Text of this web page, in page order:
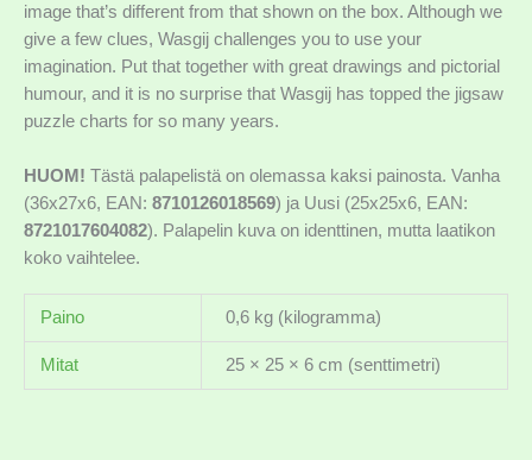
image that’s different from that shown on the box. Although we
give a few clues, Wasgij challenges you to use your
imagination. Put that together with great drawings and pictorial
humour, and it is no surprise that Wasgij has topped the jigsaw
puzzle charts for so many years.
HUOM! Tästä palapelistä on olemassa kaksi painosta. Vanha
(36x27x6, EAN: 8710126018569) ja Uusi (25x25x6, EAN:
8721017604082). Palapelin kuva on identtinen, mutta laatikon
koko vaihtelee.
Paino 0,6 kg (kilogramma)
Mitat 25 × 25 × 6 cm (senttimetri)